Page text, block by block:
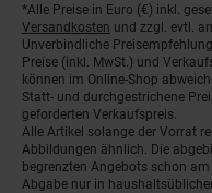
Fußnoten
*Alle Preise in Euro (€) inkl.
Versandkosten und zzgl. evtl.
Unverbindliche
Preise (inkl. MwSt.) und
können im Online-Shop
Statt- und durchgestrichene
geforderten Verkaufspreis.
Alle Artikel solange der Vorrat
Abbildungen ähnlich. Die
begrenzten Angebots schon
Abgabe nur in